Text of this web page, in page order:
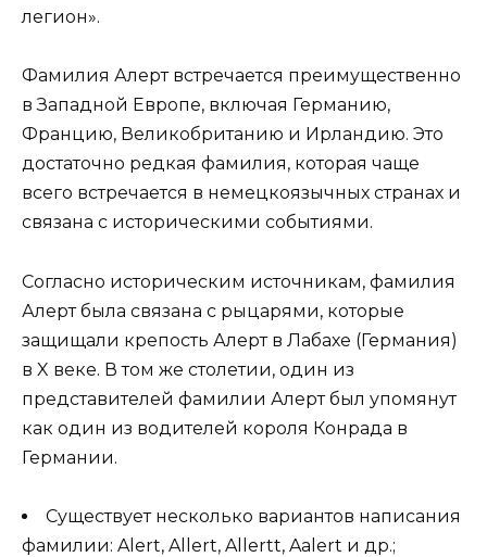
легион».
Фамилия Алерт встречается преимущественно
в Западной Европе, включая Германию,
Францию, Великобританию и Ирландию. Это
достаточно редкая фамилия, которая чаще
всего встречается в немецкоязычных странах и
связана с историческими событиями.
Согласно историческим источникам, фамилия
Алерт была связана с рыцарями, которые
защищали крепость Алерт в Лабахе (Германия)
в X веке. В том же столетии, один из
представителей фамилии Алерт был упомянут
как один из водителей короля Конрада в
Германии.
Существует несколько вариантов написания
фамилии: Alert, Allert, Allertt, Aalert и др.;